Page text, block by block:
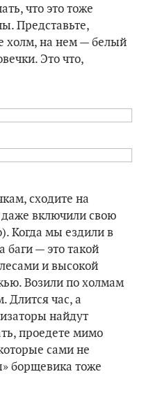
что это тоже
Представьте,
холм, на нем — белый
Это что,
сходите на
включили свою
Когда мы ездили в
баги — это такой
и высокой
Возили по холмам
Длится час, а
найдут
проедете мимо
сами не
борщевика тоже